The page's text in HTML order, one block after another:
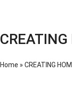
Home » CREATING